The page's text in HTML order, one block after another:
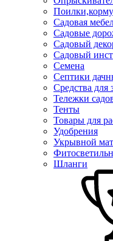
Садовая
Садовые
Садовый
Садовый
Семена
Септики
Средства для
Тележки
Тенты
Товары для
Удобрения
Укрывной
Шланги